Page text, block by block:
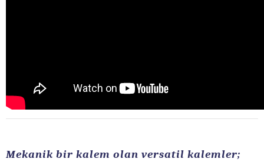
Mekanik bir kalem olan versatil kalemler;